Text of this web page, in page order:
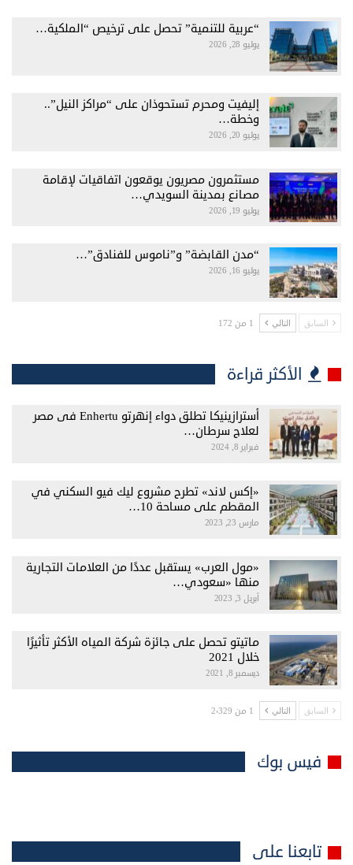
“عربية للتنمية” تحصل على ترخيص “الملكية…
يوليو 28, 2026
إليفيت ومحرم تستحوذان على “مراكز النيل”..
وخطة…
يوليو 20, 2026
مستثمرون مصريون يوقعون اتفاقيات لإقامة
مصانع بمدينة السويدي…
يوليو 19, 2026
“مدن القابضة” و”ناموس للفنادق”…
يوليو 16, 2026
السابق التالي 1 من 172
الأكثر قراءة
أسترازينيكا تطلق دواء إنهرتو Enhertu فى مصر
لعلاج سرطان…
فبراير 8, 2024
«إكس لاند» تطرح مشروع ليك فيو السكني في
المقطم على مساحة 10…
مارس 23, 2023
«مول العرب» يستقبل عددًا من العلامات التجارية
منها «سعودي…
أبريل 3, 2023
ماتيتو تحصل على جائزة شركة المياه الأكثر تأثيرًا
خلال 2021
ديسمبر 8, 2021
السابق التالي 1 من 2٬329
فيس بوك
تابعنا على